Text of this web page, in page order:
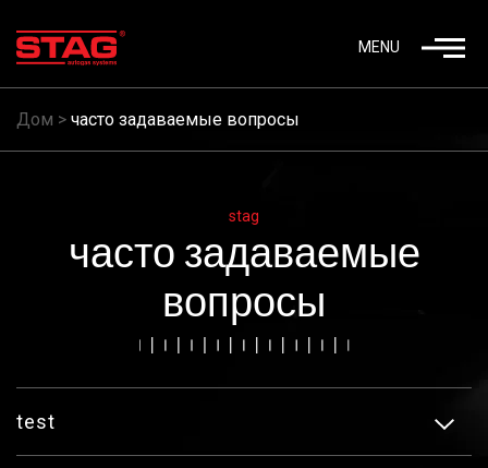
MENU
Дом > часто задаваемые вопросы
stag
часто задаваемые
вопросы
test